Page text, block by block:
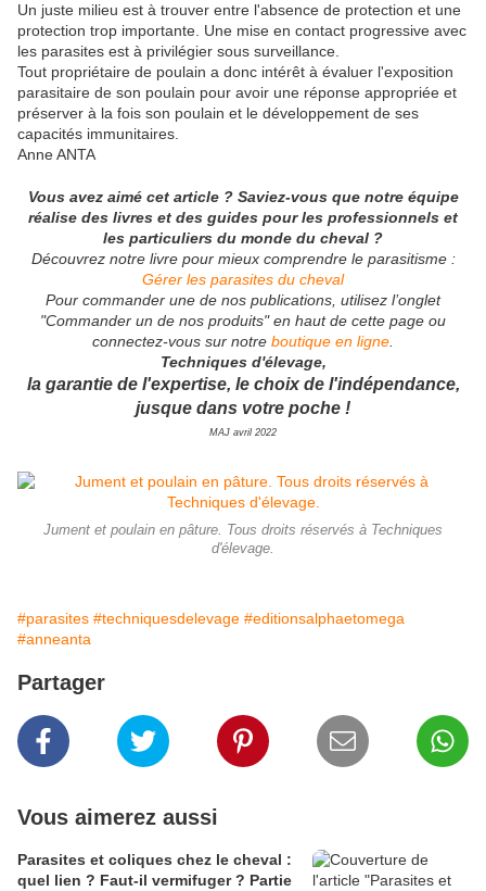
Un juste milieu est à trouver entre l'absence de protection et une
protection trop importante. Une mise en contact progressive avec
les parasites est à privilégier sous surveillance.
Tout propriétaire de poulain a donc intérêt à évaluer l'exposition
parasitaire de son poulain pour avoir une réponse appropriée et
préserver à la fois son poulain et le développement de ses
capacités immunitaires.
Anne ANTA
Vous avez aimé cet article ? Saviez-vous que notre équipe
réalise des livres et des guides pour les professionnels et
les particuliers du monde du cheval ?
Découvrez notre livre pour mieux comprendre le parasitisme :
Gérer les parasites du cheval
Pour commander une de nos publications, utilisez l’onglet
"Commander un de nos produits" en haut de cette page ou
connectez-vous sur notre boutique en ligne
Techniques d'élevage,
la garantie de l'expertise, le choix de l'indépendance,
jusque dans votre poche !
MAJ avril 2022
Jument et poulain en pâture. Tous droits réservés à Techniques
d'élevage.
#parasites #techniquesdelevage #editionsalphaetomega
#anneanta
Partager
Vous aimerez aussi
Parasites et coliques chez le cheval :
quel lien ? Faut-il vermifuger ? Partie